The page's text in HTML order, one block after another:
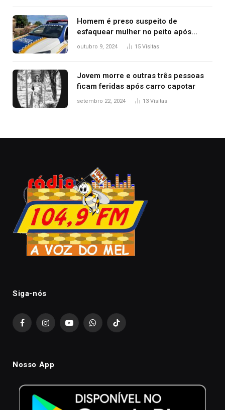
Homem é preso suspeito de
esfaquear mulher no peito após
discussão por causa de drogas, diz
outubro 9, 2024 15 Visitas
Jovem morre e outras três pessoas
ficam feridas após carro capotar
setembro 22, 2024 13 Visitas
Siga-nós
FacebookInstagramYouTubeWhatsAppTikTok
Nosso App